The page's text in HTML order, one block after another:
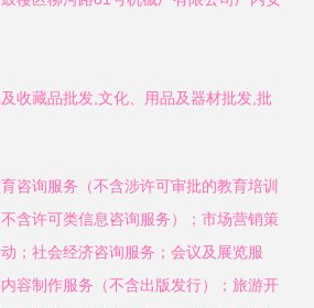
收藏品批发,文化、用品及器材批发,批
咨询服务（不含涉许可审批的教育培训
含许可类信息咨询服务）；市场营销策
；社会经济咨询服务；会议及展览服
容制作服务（不含出版发行）；旅游开